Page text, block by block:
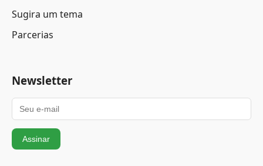
Sugira um tema
Parcerias
Newsletter
Assinar